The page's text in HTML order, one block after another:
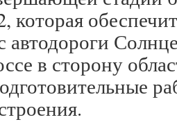
которая
автодороги
в сторону